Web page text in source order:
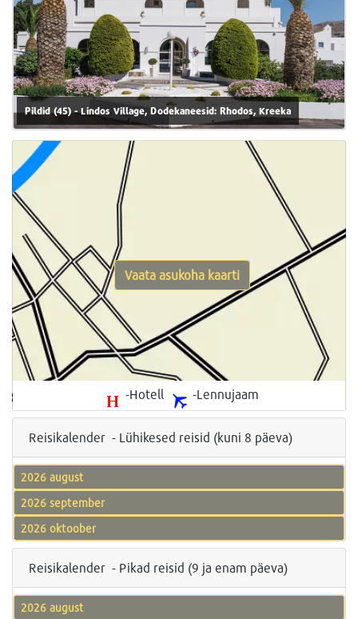
Pildid (45) - Lindos Village, Dodekaneesid: Rhodos, Kreeka
-Hotell -Lennujaam
Vaata asukoha kaarti
Reisikalender - Lühikesed reisid (kuni 8 päeva)
2026 august
2026 september
2026 oktoober
Reisikalender - Pikad reisid (9 ja enam päeva)
2026 august